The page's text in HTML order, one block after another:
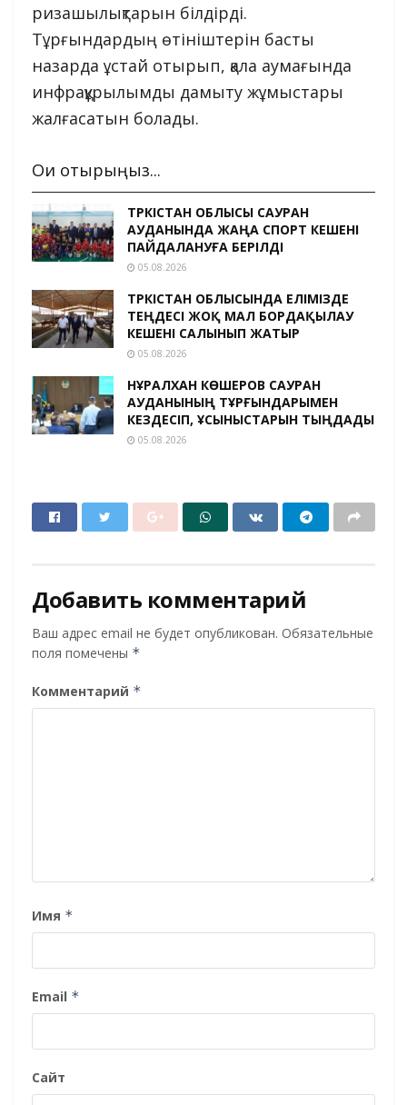
ризашылықтарын білдірді.
Тұрғындардың өтініштерін басты
назарда ұстай отырып, қала аумағында
инфрақұрылымды дамыту жұмыстары
жалғасатын болады.
Оқи отырыңыз...
ТҮРКІСТАН ОБЛЫСЫ САУРАН
АУДАНЫНДА ЖАҢА СПОРТ КЕШЕНІ
ПАЙДАЛАНУҒА БЕРІЛДІ
05.08.2026
ТҮРКІСТАН ОБЛЫСЫНДА ЕЛІМІЗДЕ
ТЕҢДЕСІ ЖОҚ МАЛ БОРДАҚЫЛАУ
КЕШЕНІ САЛЫНЫП ЖАТЫР
05.08.2026
НҰРАЛХАН КӨШЕРОВ САУРАН
АУДАНЫНЫҢ ТҰРҒЫНДАРЫМЕН
КЕЗДЕСІП, ҰСЫНЫСТАРЫН ТЫҢДАДЫ
05.08.2026
Добавить комментарий
Ваш адрес email не будет опубликован. Обязательные
поля помечены *
Комментарий *
Имя *
Email *
Сайт